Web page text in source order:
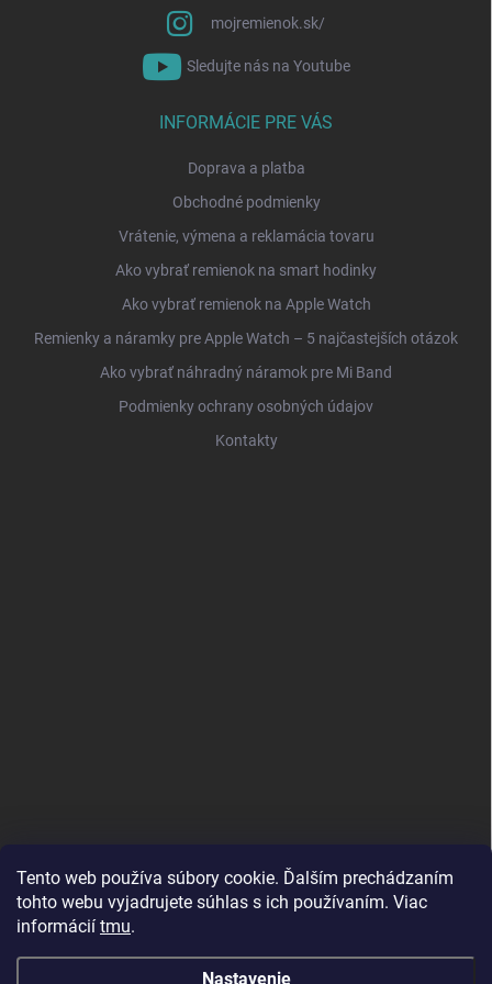
Tento web používa súbory cookie. Ďalším prechádzaním
tohto webu vyjadrujete súhlas s ich používaním. Viac
informácií tmu.
Nastavenie
mojremienok.sk/
Sledujte nás na Youtube
INFORMÁCIE PRE VÁS
Doprava a platba
Obchodné podmienky
Vrátenie, výmena a reklamácia tovaru
Ako vybrať remienok na smart hodinky
Ako vybrať remienok na Apple Watch
Remienky a náramky pre Apple Watch – 5 najčastejších otázok
Ako vybrať náhradný náramok pre Mi Band
Podmienky ochrany osobných údajov
Kontakty
MujMiBand.cz